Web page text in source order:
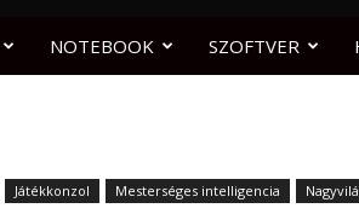
NOTEBOOK SZOFTVER
Játékkonzol Mesterséges intelligencia